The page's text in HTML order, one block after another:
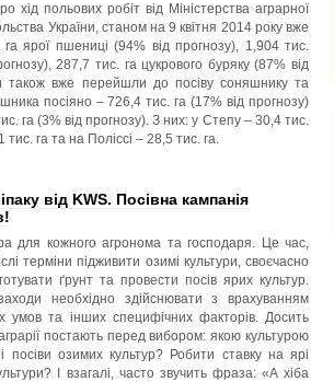
хід польових робіт від Міністерства аграрної
України, станом на 9 квітня 2014 року вже
ярої пшениці (94% від прогнозу), 1,904 тис.
287,7 тис. га цукрового буряку (87% від
також вже перейшли до посіву соняшнику та
посіяно – 726,4 тис. га (17% від прогнозу)
га (3% від прогнозу). З них: у Степу – 30,4 тис.
тис. га та на Поліссі – 28,5 тис. га.
від KWS. Посівна кампанія
для кожного агронома та господаря. Це час,
терміни підживити озимі культури, своєчасно
ґрунт та провести посів ярих культур.
заходи необхідно здійснювати з врахуванням
умов та інших специфічних факторів. Досить
постають перед вибором: якою культурою
посіви озимих культур? Робити ставку на ярі
І взагалі, часто звучить фраза: «А хіба